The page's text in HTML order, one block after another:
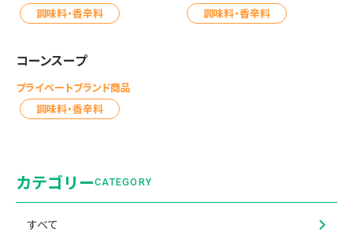
調味料・香辛料
調味料・香辛料
コーンスープ
プライベートブランド商品
調味料・香辛料
カテゴリーCATEGORY
すべて